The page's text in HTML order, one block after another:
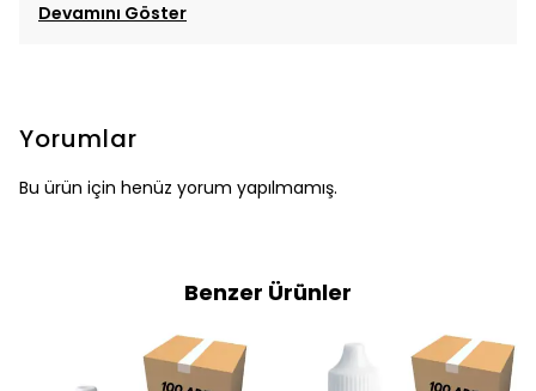
Devamını Göster
Yorumlar
Bu ürün için henüz yorum yapılmamış.
Benzer Ürünler